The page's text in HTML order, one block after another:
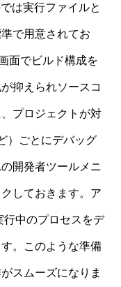
は実行ファイルと
で用意されてお
面でビルド構成を
抑えられソースコ
プロジェクトが対
）ごとにデバッグ
開発者ツールメニ
しておきます。ア
行中のプロセスをデ
。このような準備
スムーズになりま